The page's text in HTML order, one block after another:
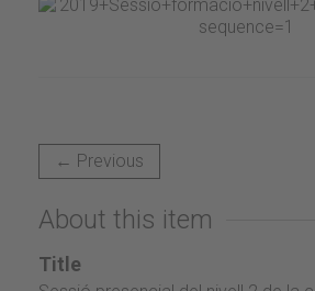
← Previous
About this item
Title